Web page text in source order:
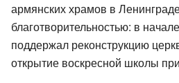
армянских храмов в
благотворительностью: в
поддержал реконструкцию
открытие воскресной школы